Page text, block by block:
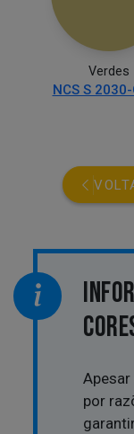
Verdes
NCS S
por